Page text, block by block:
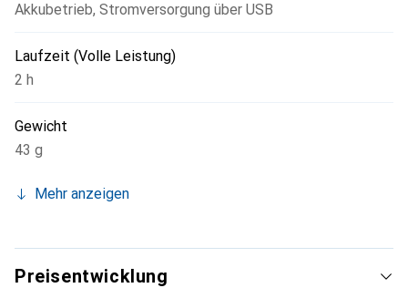
Akkubetrieb, Stromversorgung über USB
Laufzeit (Volle Leistung)
2 h
Gewicht
43 g
Mehr anzeigen
Preisentwicklung